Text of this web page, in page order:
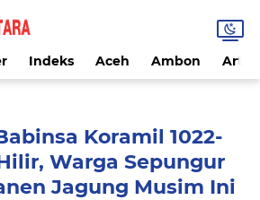
Indeks Aceh Ambon
Koramil 1022-
Warga Sepungur
Jagung Musim Ini